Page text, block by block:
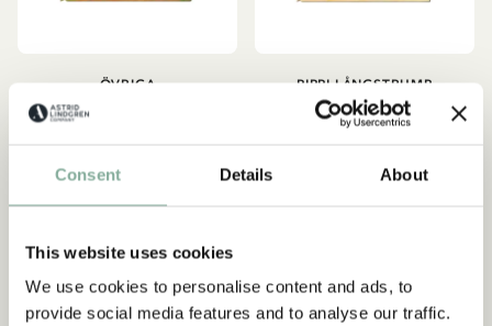
Consent Details About
This website uses cookies
We use cookies to personalise content and ads, to
provide social media features and to analyse our traffic.
Pippi geht in die Schule
ÖVRIGA
84.15 SEK
Pippi geht einkaufen
PIPPI LÅNGSTRUMP
119.00 SEK
-15%
Prenumerera på vårt nyhetsbrev
- få 10% rabatt